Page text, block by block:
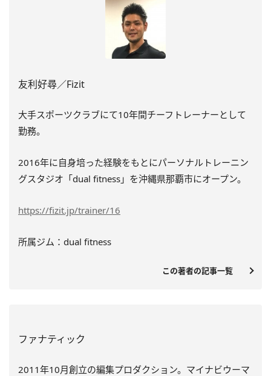
友利好尋／Fizit
大手スポーツクラブにて10年間チーフトレーナーとして
勤務。
2016年に自身培った経験をもとにパーソナルトレーニン
グスタジオ「dual fitness」を沖縄県那覇市にオープン。
https://fizit.jp/trainer/16
所属ジム：dual fitness
この著者の記事一覧
ファナティック
2011年10月創立の編集プロダクション。マイナビウーマ